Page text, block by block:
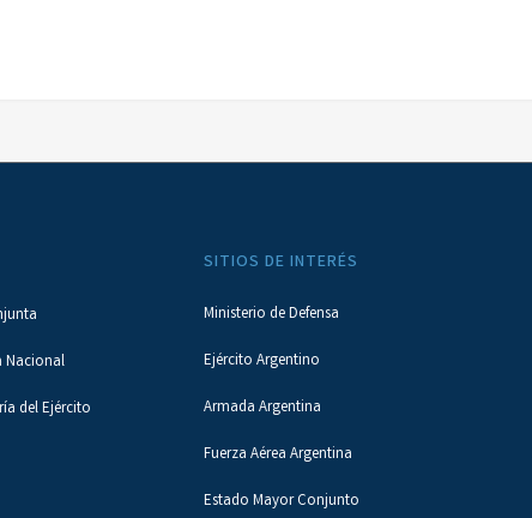
Nacional
del Ejército
SITIOS DE INTERÉS
Ministerio de Defensa
Ejército Argentino
Armada Argentina
Fuerza Aérea Argentina
Estado Mayor Conjunto